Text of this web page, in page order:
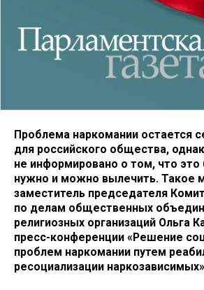
Проблема наркомании остается
для российского общества,
не информировано о том, что это
нужно и можно вылечить. Такое
заместитель председателя
по делам общественных
религиозных организаций Ольга
пресс-конференции «Решение
проблем наркомании путем
ресоциализации